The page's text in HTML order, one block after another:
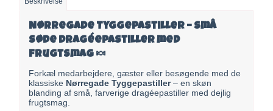
Nørregade Tyggepastiller – små
søde dragéepastiller med
frugtsmag 🍬
Forkæl medarbejdere, gæster eller besøgende med de
klassiske Nørregade Tyggepastiller– en skøn
blanding af små, farverige dragéepastiller med dejlig
frugtsmag.